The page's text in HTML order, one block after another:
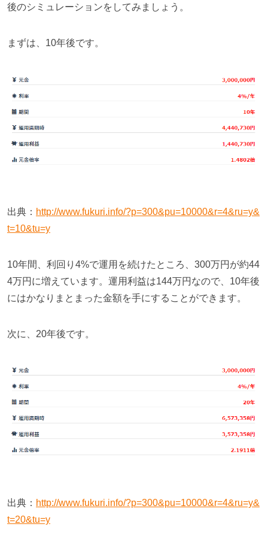
後のシミュレーションをしてみましょう。
まずは、 10年後です。
出典： http://www.fukuri.info/?p=300&pu=10000&r=4&ru=y&
t=10&tu=y
10年間、利回り 4%で運用を続けたところ、 300万円が約44
4万円に増えています。運用利益は144万円なので、 10年後
にはかなりまとまった金額を手にすることができます。
次に、 20年後です。
出典： http://www.fukuri.info/?p=300&pu=10000&r=4&ru=y&
t=20&tu=y